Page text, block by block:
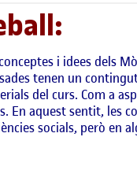
i idees dels
tenen un
del curs. Com a
aquest sentit, les
socials, però en